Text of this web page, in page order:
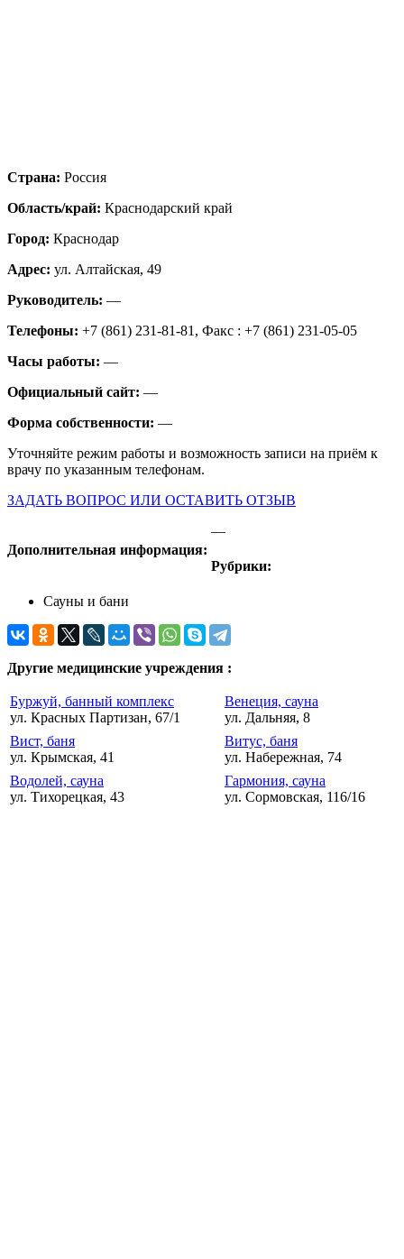
Страна: Россия
Область/край: Краснодарский край
Город: Краснодар
Адрес: ул. Алтайская, 49
Руководитель: —
Телефоны: +7 (861) 231-81-81, Факс : +7 (861) 231-05-05
Часы работы: —
Официальный сайт: —
Форма собственности: —
Уточняйте режим работы и возможность записи на приём к
врачу по указанным телефонам.
ЗАДАТЬ ВОПРОС ИЛИ ОСТАВИТЬ ОТЗЫВ
Дополнительная информация:
—
Рубрики:
Сауны и бани
Другие медицинские учреждения :
Буржуй, банный комплекс
ул. Красных Партизан, 67/1
Венеция, сауна
ул. Дальняя, 8
Вист, баня
ул. Крымская, 41
Витус, баня
ул. Набережная, 74
Водолей, сауна
ул. Тихорецкая, 43
Гармония, сауна
ул. Сормовская, 116/16